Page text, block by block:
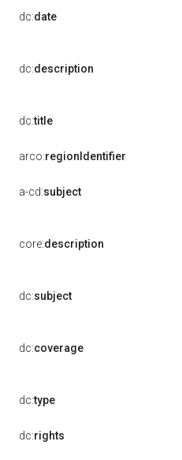
dc:date
dc:description
dc:title
arco:regionIdentifier
a-cd:subject
core:description
dc:subject
dc:coverage
dc:type
dc:rights